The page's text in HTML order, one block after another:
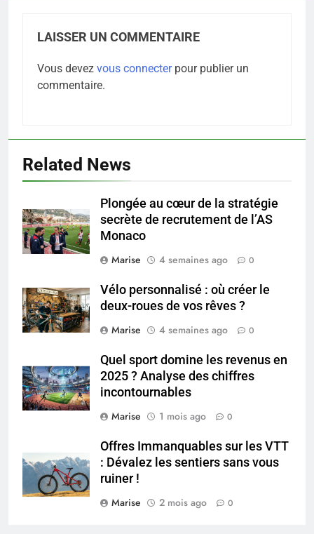
LAISSER UN COMMENTAIRE
Vous devez vous connecterpour publier un
commentaire.
Related News
Plongée au cœur de la stratégie
secrète de recrutement de l’AS
Monaco
Marise
4 semaines ago 0
Vélo personnalisé : où créer le
deux-roues de vos rêves ?
Marise
4 semaines ago 0
Quel sport domine les revenus en
2025 ? Analyse des chiffres
incontournables
Marise
1 mois ago 0
Offres Immanquables sur les VTT
: Dévalez les sentiers sans vous
ruiner !
Marise
2 mois ago 0
5
Les secrets révélés pour une
peau éclatante grâce à The
Ordinary
SANTÉ
6
seniors: aménagement et
exercices
BIEN ÊTRE
7
Voyance à La Rochelle : où
sérieux à un tarif juste ?
BIEN ÊTRE
8
Sclérose en plaques et